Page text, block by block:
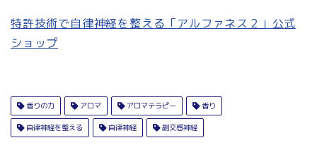
特許技術で自律神経を整える「アルファネス２」公式
ショップ
香りの力 アロマ アロマテラピー 香り
自律神経を整える 自律神経 副交感神経